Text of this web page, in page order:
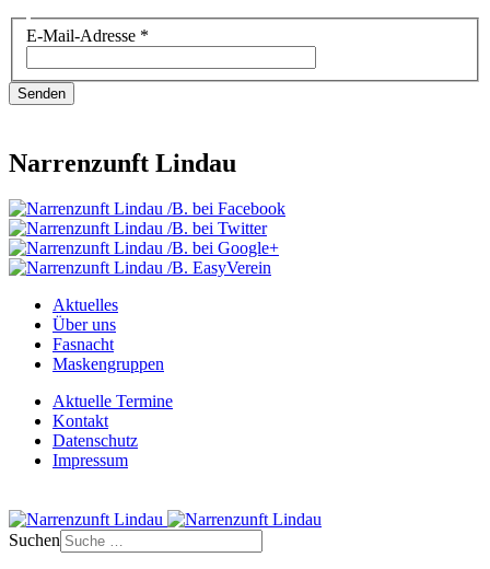
E-Mail-Adresse *
Senden
Narrenzunft Lindau
Aktuelles
Über uns
Fasnacht
Maskengruppen
Aktuelle Termine
Kontakt
Datenschutz
Impressum
Suchen